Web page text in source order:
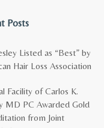
Posts
Listed as “Best” by
Hair Loss Association
Facility of Carlos K.
MD PC Awarded Gold
from Joint